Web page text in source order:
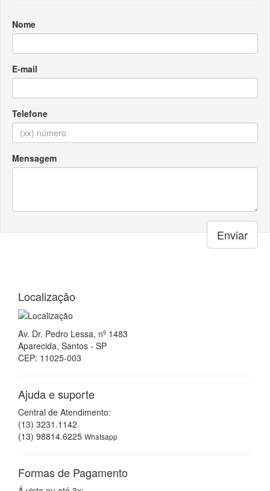
Nome
E-mail
Telefone
Mensagem
Enviar
Localização
Av. Dr. Pedro Lessa, nº 1483
Aparecida, Santos - SP
CEP: 11025-003
Ajuda e suporte
Central de Atendimento:
(13) 3231.1142
(13) 98814.6225 Whatsapp
Formas de Pagamento